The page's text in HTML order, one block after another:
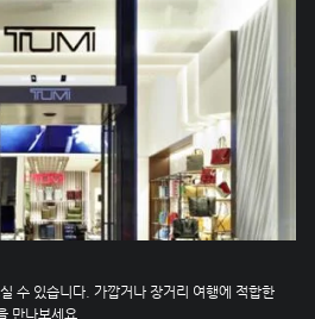
수 있습니다. 가깝거나 장거리 여행에 적합한
만나보세요.